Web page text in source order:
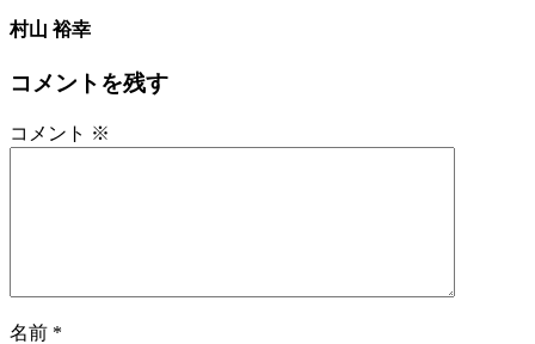
村山 裕幸
コメントを残す
コメント ※
名前 *